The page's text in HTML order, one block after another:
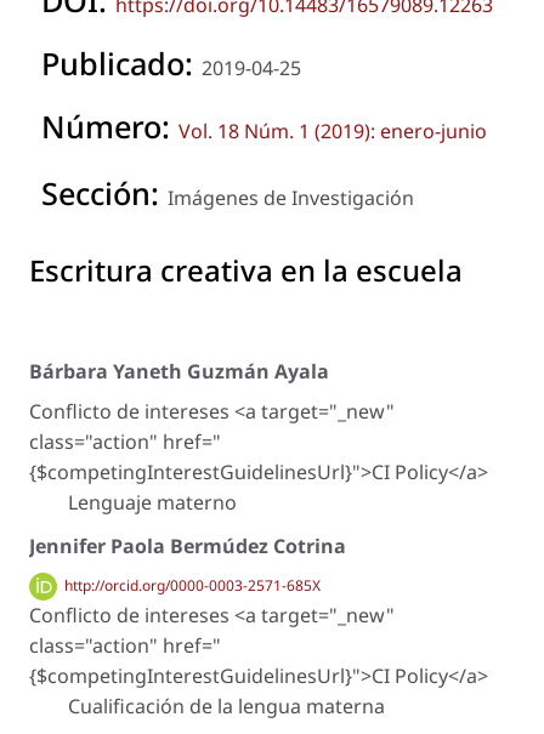
Publicado: 2019-04-25
Número: Vol. 18 Núm. 1 (2019): enero-junio
Sección: Imágenes de Investigación
Escritura creativa en la escuela
Bárbara Yaneth Guzmán Ayala
Conflicto de intereses <a target="_new"
class="action" href="
{$competingInterestGuidelinesUrl}">CI Policy</a>
Lenguaje materno
Jennifer Paola Bermúdez Cotrina
http://orcid.org/0000-0003-2571-685X
Conflicto de intereses <a target="_new"
class="action" href="
{$competingInterestGuidelinesUrl}">CI Policy</a>
Cualificación de la lengua materna